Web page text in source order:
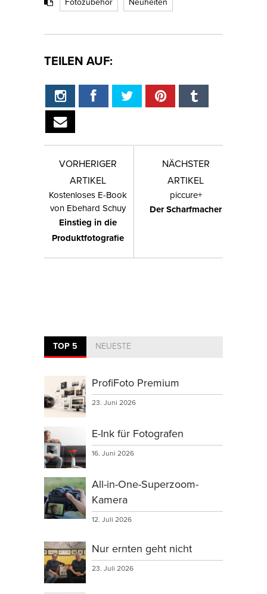
TEILEN AUF:
VORHERIGER
ARTIKEL
Kostenloses E-Book
von Ebehard Schuy
Einstieg in die
Produktfotografie
NÄCHSTER
ARTIKEL
piccure+
Der Scharfmacher
TOP 5 NEUESTE
ProfiFoto Premium
23. Juni 2026
E-Ink für Fotografen
16. Juni 2026
All-in-One-Superzoom-
Kamera
12. Juli 2026
Nur ernten geht nicht
23. Juli 2026